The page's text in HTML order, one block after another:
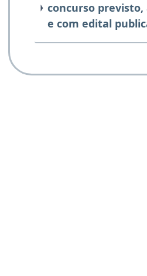
concurso
e com edital